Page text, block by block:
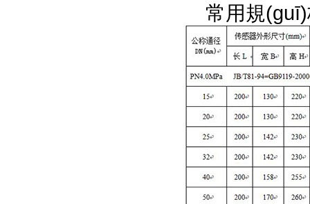
常用規(guī)